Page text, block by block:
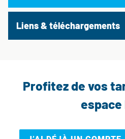
Liens & téléchargements
Profitez de vos
espace